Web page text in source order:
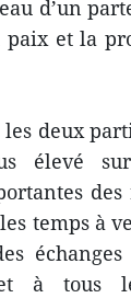
d’un
et la
deux
élevé
temps à
à tous